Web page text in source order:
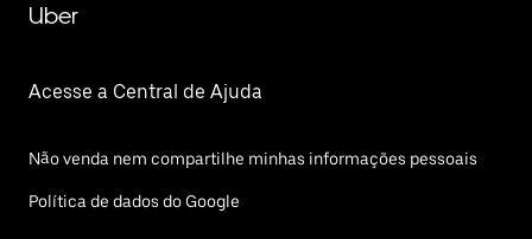
Uber
Acesse a Central de Ajuda
Não venda nem compartilhe minhas informações pessoais
Política de dados do Google